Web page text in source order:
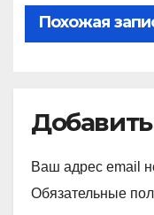
Похожая
Ваш адрес email
Обязательные